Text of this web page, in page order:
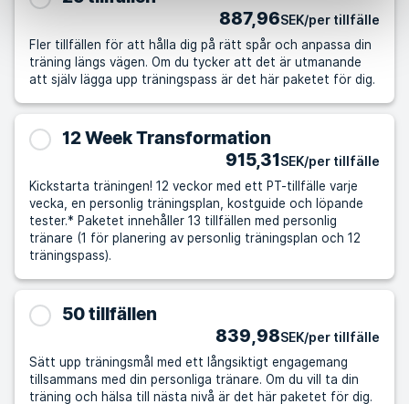
887,96SEK/per tillfälle
Fler tillfällen för att hålla dig på rätt spår och anpassa din
träning längs vägen. Om du tycker att det är utmanande
att själv lägga upp träningspass är det här paketet för dig.
12 Week Transformation
915,31SEK/per tillfälle
Kickstarta träningen! 12 veckor med ett PT-tillfälle varje
vecka, en personlig träningsplan, kostguide och löpande
tester.* Paketet innehåller 13 tillfällen med personlig
tränare (1 för planering av personlig träningsplan och 12
träningspass).
50 tillfällen
839,98SEK/per tillfälle
Sätt upp träningsmål med ett långsiktigt engagemang
tillsammans med din personliga tränare. Om du vill ta din
träning och hälsa till nästa nivå är det här paketet för dig.